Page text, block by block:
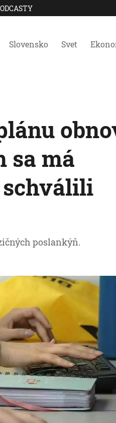
Slovensko Svet
sa má
poslankýň.